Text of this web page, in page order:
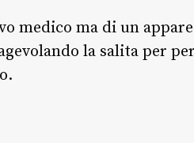
medico ma di un
la salita per